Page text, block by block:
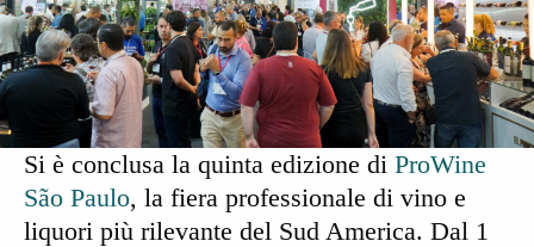
Si è conclusa la quinta edizione di ProWine
São Paulo, la fiera professionale di vino e
liquori più rilevante del Sud America. Dal 1